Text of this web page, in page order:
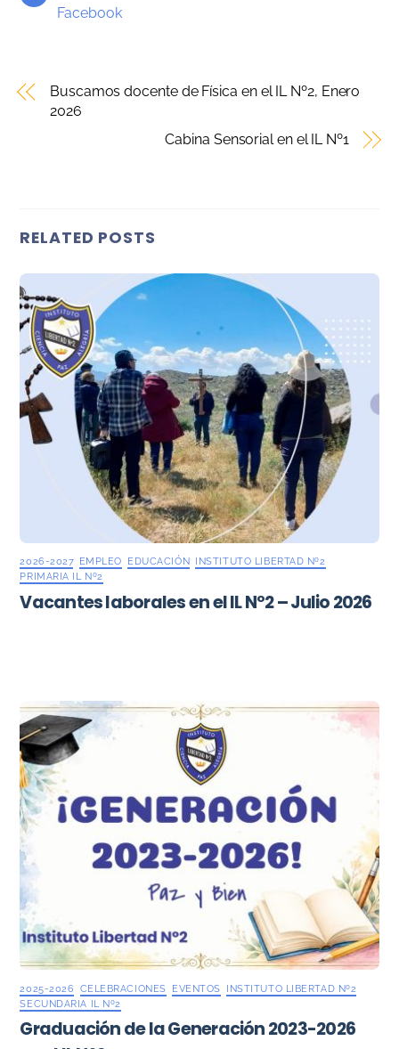
Facebook
Buscamos docente de Física en el IL Nº2, Enero
2026
Cabina Sensorial en el IL Nº1
RELATED POSTS
2026-2027, EMPLEO EDUCACIÓN INSTITUTO LIBERTAD Nº2
PRIMARIA IL Nº2
Vacantes laborales en el IL Nº2 – Julio 2026
2025-2026 CELEBRACIONES EVENTOS INSTITUTO LIBERTAD Nº2
SECUNDARIA IL Nº2
Graduación de la Generación 2023-2026